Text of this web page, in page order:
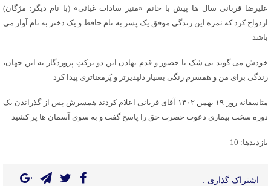
علیرضا قربانی سال ها پیش با خانم «منیر سادات غیاثی» (با نام دیگر: مژگان)
ازدواج کرد که ثمره این زندگی موفق یک پسر به نام حافظ و یک دختر به نام آواز می
باشد
خودش می گوید بى شک با حضور و قدم نهادن این دو برکتِ پروردگار به این جهان،
زندگى براى من و همسرم رنگى بسیار دلپذیرتر و پُرمعناترى پیدا کرد
متاسفانه روز ۱۹ بهمن ۱۴۰۲ آقای قربانی اعلام کردند همسرش پس از گذراندن یک
دوره سخت بیماری دعوت حضرت حق را پاسخ گفت و به سوی آسمان ها پر کشید
بازدیدها: 10
اشتراک گذاری :